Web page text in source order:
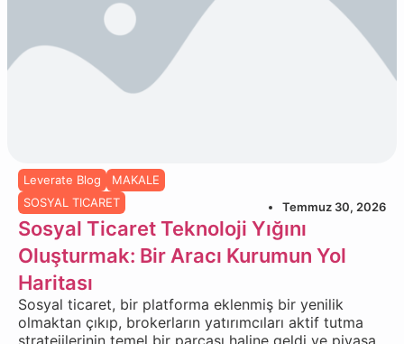
Leverate Blog
MAKALE
SOSYAL TICARET
Temmuz 30, 2026
Sosyal Ticaret Teknoloji Yığını
Oluşturmak: Bir Aracı Kurumun Yol
Haritası
Sosyal ticaret, bir platforma eklenmiş bir yenilik
olmaktan çıkıp, brokerların yatırımcıları aktif tutma
stratejilerinin temel bir parçası haline geldi ve piyasa